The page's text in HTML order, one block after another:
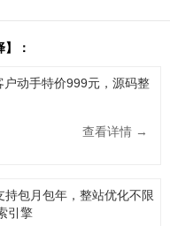
：
动手特价999元，源码整
查看详情 →
持包月包年，整站优化不限
引擎